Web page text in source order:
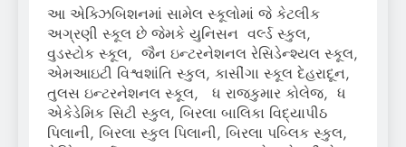
આ એક્ઝિબિશનમાં સામેલ સ્કૂલોમાં જે કેટલીક
અગ્રણી સ્કૂલ છે જેમકે યુનિસન વર્લ્ડ સ્કુલ,
વુડસ્ટોક સ્કૂલ, જૈન ઇન્ટરનેશનલ રેસિડેન્શ્યલ સ્કૂલ,
એમઆઇટી વિશ્વશાંતિ સ્કુલ, કાસીંગા સ્કૂલ દેહરાદૂન,
તુલસ ઇન્ટરનેશનલ સ્કૂલ, ધ રાજકુમાર કોલેજ, ધ
એકેડેમિક સિટી સ્કુલ, બિરલા બાલિકા વિદ્યાપીઠ
પિલાની, બિરલા સ્કુલ પિલાની, બિરલા પબ્લિક સ્કુલ,